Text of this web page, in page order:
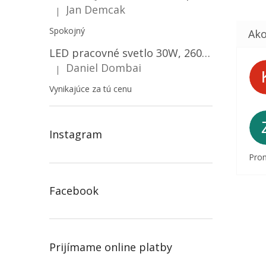
Hodnotenie produktu je 5 z 5 hviezdičiek.
| Jan Demcak
Spokojný
LED pracovné svetlo 30W, 2600LM, 12V/24V, IP67/2-PACK! [LB0087]
Hodnotenie produktu je 5 z 5 hviezdičiek.
| Daniel Dombai
Vynikajúce za tú cenu
Instagram
Facebook
Prijímame online platby